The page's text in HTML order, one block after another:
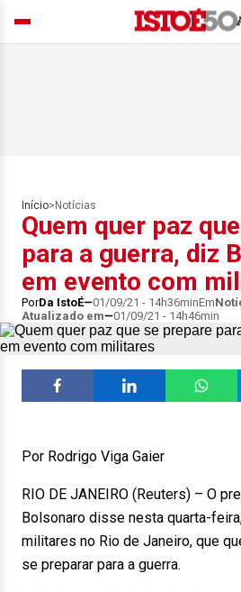
Início> Notícias
Quem quer paz
para a guerra, diz
em evento com
PorDa IstoÉ 01/09/21 - 14h36minEm
Atualizado em
01/09/21 - 14h46min
Por Rodrigo Viga Gaier
RIO DE JANEIRO (Reuters) – O
Bolsonaro disse nesta quarta-
militares no Rio de Janeiro, que
se preparar para a guerra.